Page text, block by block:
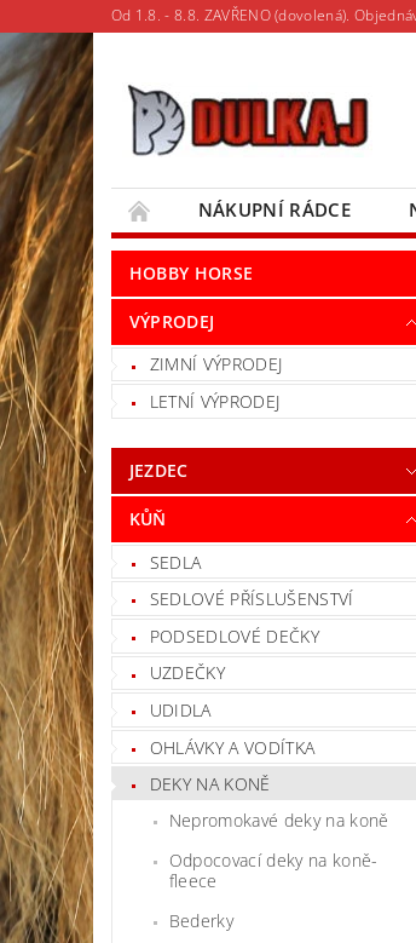
Od 1.8. - 8.8. ZAVŘENO (dovolená).
NÁKUPNÍ RÁDCE
MOJE OBJEDNÁVKA
HOBBY HORSE
VÝPRODEJ
ZIMNÍ VÝPRODEJ
LETNÍ VÝPRODEJ
JEZDEC
KŮŇ
SEDLA
SEDLOVÉ PŘÍSLUŠENSTVÍ
PODSEDLOVÉ DEČKY
UZDEČKY
UDIDLA
OHLÁVKY A VODÍTKA
DEKY NA KONĚ
Nepromokavé deky na koně
Odpocovací deky na koně-
fleece
Bederky